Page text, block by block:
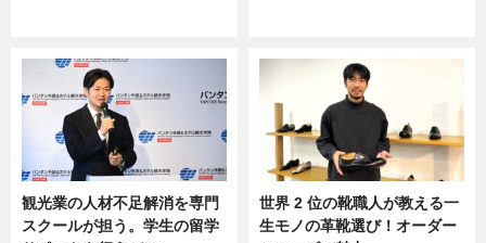
観光業の人材不足解消を専門
スクールが担う。学生の留学
世界 2 位の靴職人が教える一
生モノの革靴選び！オーダー